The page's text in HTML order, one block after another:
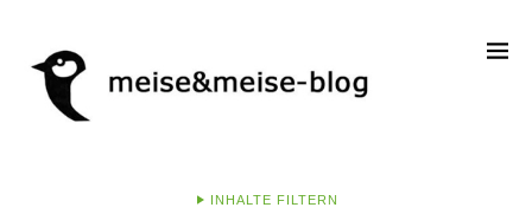
INHALTE FILTERN